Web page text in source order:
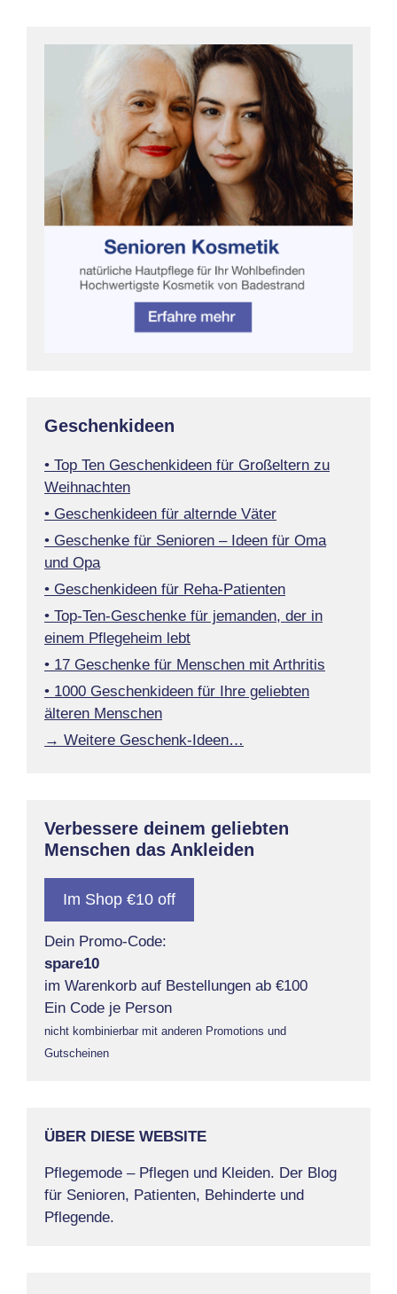
Geschenkideen
• Top Ten Geschenkideen für Großeltern zu
Weihnachten
• Geschenkideen für alternde Väter
• Geschenke für Senioren – Ideen für Oma
und Opa
• Geschenkideen für Reha-Patienten
• Top-Ten-Geschenke für jemanden, der in
einem Pflegeheim lebt
• 17 Geschenke für Menschen mit Arthritis
• 1000 Geschenkideen für Ihre geliebten
älteren Menschen
→ Weitere Geschenk-Ideen…
Verbessere deinem geliebten
Menschen das Ankleiden
Im Shop €10 off
Dein Promo-Code:
spare10
im Warenkorb auf Bestellungen ab €100
Ein Code je Person
nicht kombinierbar mit anderen Promotions und
Gutscheinen
ÜBER DIESE WEBSITE
Pflegemode – Pflegen und Kleiden. Der Blog
für Senioren, Patienten, Behinderte und
Pflegende.